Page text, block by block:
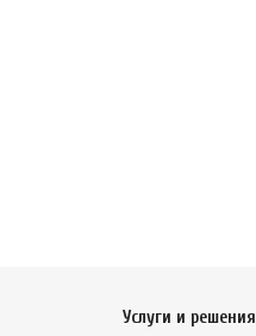
Услуги и решения